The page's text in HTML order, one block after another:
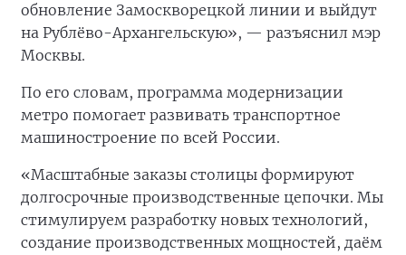
обновление Замоскворецкой линии и выйдут
на Рублёво-Архангельскую», — разъяснил мэр
Москвы.
По его словам, программа модернизации
метро помогает развивать транспортное
машиностроение по всей России.
«Масштабные заказы столицы формируют
долгосрочные производственные цепочки. Мы
стимулируем разработку новых технологий,
создание производственных мощностей, даём